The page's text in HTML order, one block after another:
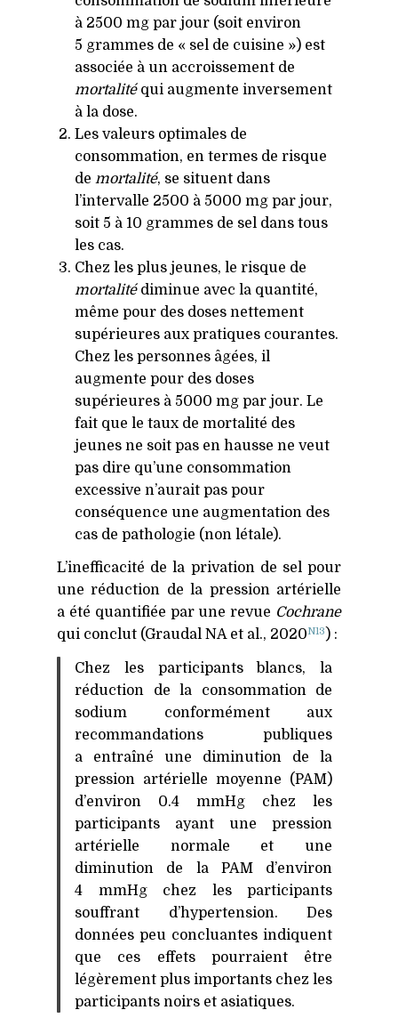
à 2500 mg par jour (soit environ
5 grammes de « sel de cuisine ») est
associée à un accroissement de
mortalitéqui augmente inversement
à la dose.
Les valeurs optimales de
consommation, en termes de risque
de mortalité, se situent dans
l’intervalle 2500 à 5000 mg par jour,
soit 5 à 10 grammes de sel dans tous
les cas.
Chez les plus jeunes, le risque de
mortalitédiminue avec la quantité,
même pour des doses nettement
supérieures aux pratiques courantes.
Chez les personnes âgées, il
augmente pour des doses
supérieures à 5000 mg par jour. Le
fait que le taux de mortalité des
jeunes ne soit pas en hausse ne veut
pas dire qu’une consommation
excessive n’aurait pas pour
conséquence une augmentation des
cas de pathologie (non létale).
L’inefficacité de la privation de sel pour
une réduction de la pression artérielle
a été quantifiée par une revue Cochrane
qui conclut (Graudal NAet al., 2020N13 ) :
Chez les participants blancs, la
réduction de la consommation de
sodium conformément aux
recommandations publiques
a entraîné une diminution de la
pression artérielle moyenne (PAM)
d’environ 0.4 mmHg chez les
participants ayant une pression
artérielle normale et une
diminution de la PAMd’environ
4 mmHg chez les participants
souffrant d’hypertension. Des
données peu concluantes indiquent
que ces effets pourraient être
légèrement plus importants chez les
participants noirs et asiatiques.